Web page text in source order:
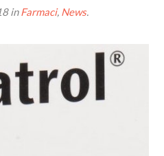
inFarmaci, News.